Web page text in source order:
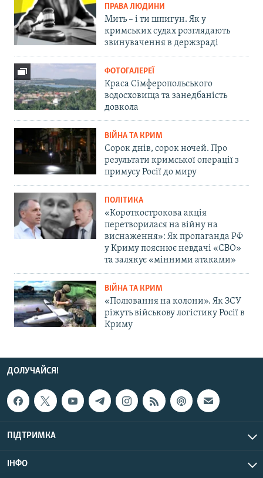
ПРАВА ЛЮДИНИ
Мить – і ти шпигун. Як у
кримських судах розглядають
звинувачення в держзраді
ФОТОГАЛЕРЕЇ
Краса Сімферопольського
водосховища та занедбаність
довкола
ВІЙНА ТА КРИМ
Сорок днів, сорок ночей. Про
результати кримської операції з
примусу Росії до миру
ПОЛІТИКА
«Короткострокова акція
перетворилася на війну на
виснаження»: Як пропаганда РФ
у Криму пояснює невдачі «СВО»
та залякує «мінними атаками»
ВІЙНА ТА КРИМ
«Полювання на колони». Як ЗСУ
ріжуть військову логістику Росії в
Криму
ДОЛУЧАЙСЯ!
ПІДТРИМКА
ІНФО